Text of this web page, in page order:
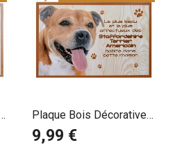
Plaque Bois Décorative
Staffordshire Terrier
9,99 €